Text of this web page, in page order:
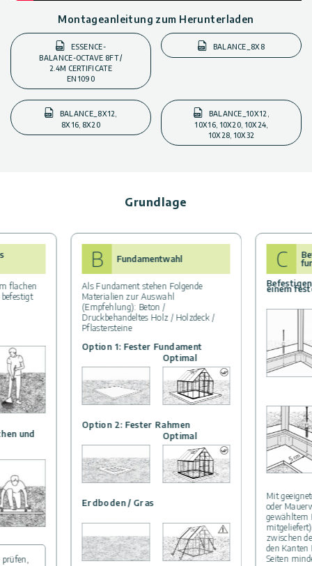
Montageanleitung zum Herunterladen
ESSENCE-
BALANCE-OCTAVE 8FT /
2.4M CERTIFICATE
EN1090
BALANCE_8X8
BALANCE_8X12,
8X16, 8X20
BALANCE_10X12,
10X16, 10X20, 10X24,
10X28, 10X32
Grundlage
flachen
und
B Fundamentwahl
Als Fundament stehen Folgende
Materialien zur Auswahl
(Empfehlung): Beton /
Druckbehandeltes Holz / Holzdeck /
Pflastersteine
Option 1: Fester Fundament
Optimal
Option 2: Fester Rahmen
Optimal
Erdboden / Gras
C
einem
Mit
oder
gewähltem
zwischen
den
Seiten